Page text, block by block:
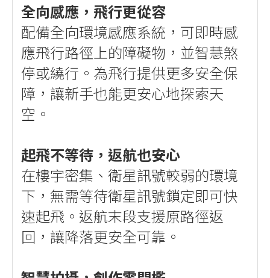
全向感應，飛行更從容
配備全向環境感應系統，可即時感
應飛行路徑上的障礙物，並智慧煞
停或繞行。為飛行提供更多安全保
障，讓新手也能更安心地探索天
空。
起飛不等待，返航也安心
在樓宇密集、衛星訊號較弱的環境
下，無需等待衛星訊號鎖定即可快
速起飛。返航末段支援原路徑返
回，讓降落更安全可靠。